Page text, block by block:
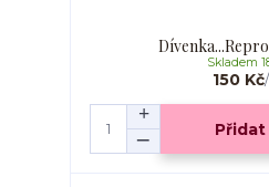
150 Kč/
Skladem